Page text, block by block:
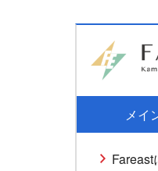
メイ
Fareast